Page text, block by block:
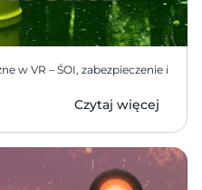
w VR – ŚOI, zabezpieczenie i
Czytaj więcej